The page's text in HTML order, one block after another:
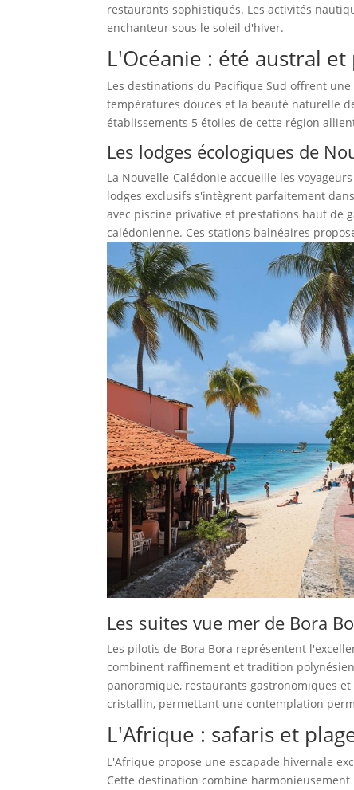
restaurants sophistiqués. Les activités
enchanteur sous le soleil d'hiver.
L'Océanie : été austral
Les destinations du Pacifique Sud offrent
températures douces et la beauté naturelle
établissements 5 étoiles de cette région
Les lodges écologiques de
La Nouvelle-Calédonie accueille les
lodges exclusifs s'intègrent parfaitement
avec piscine privative et prestations haut de
calédonienne. Ces stations balnéaires
Les suites vue mer de Bora
Les pilotis de Bora Bora représentent
combinent raffinement et tradition
panoramique, restaurants gastronomiques
cristallin, permettant une contemplation
L'Afrique : safaris et
L'Afrique propose une escapade hivernale
Cette destination combine